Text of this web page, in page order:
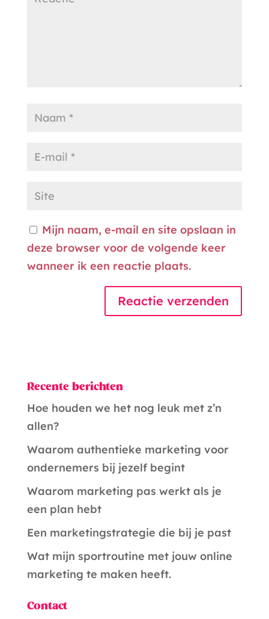
Mijn naam, e-mail en site opslaan in
deze browser voor de volgende keer
wanneer ik een reactie plaats.
e
r
n
a
v
e
:
Recente berichten
Hoe houden we het nog leuk met z’n
allen?
Waarom authentieke marketing voor
ondernemers bij jezelf begint
Waarom marketing pas werkt als je
een plan hebt
Een marketingstrategie die bij je past
Wat mijn sportroutine met jouw online
marketing te maken heeft.
Contact